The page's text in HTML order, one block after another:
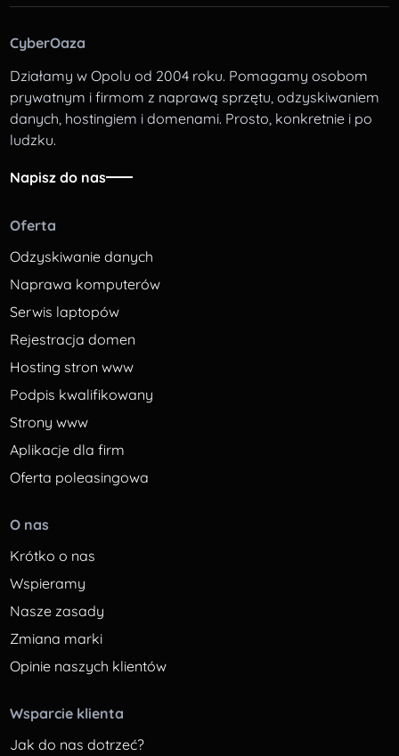
CyberOaza
Działamy w Opolu od 2004 roku. Pomagamy osobom
prywatnym i firmom z naprawą sprzętu, odzyskiwaniem
danych, hostingiem i domenami. Prosto, konkretnie i po
ludzku.
Napisz do nas
Oferta
Odzyskiwanie danych
Naprawa komputerów
Serwis laptopów
Rejestracja domen
Hosting stron www
Podpis kwalifikowany
Strony www
Aplikacje dla firm
Oferta poleasingowa
O nas
Krótko o nas
Wspieramy
Nasze zasady
Zmiana marki
Opinie naszych klientów
Wsparcie klienta
Jak do nas dotrzeć?